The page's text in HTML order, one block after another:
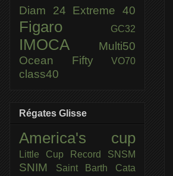
Diam 24 Extreme 40
Figaro GC32
IMOCA
Multi50
Ocean Fifty
VO70
class40
Régates Glisse
America's cup
Little Cup Record SNSM
SNIM
Saint Barth Cata